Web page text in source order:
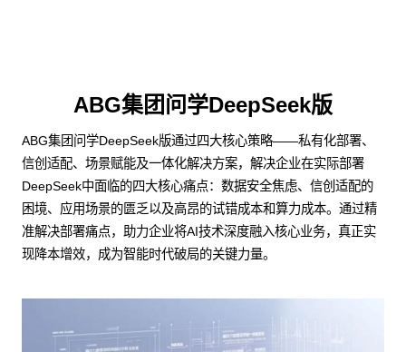
ABG集团问学DeepSeek版
ABG集团问学DeepSeek版通过四大核心策略——私有化部署、
信创适配、场景赋能及一体化解决方案，解决企业在实际部署
DeepSeek中面临的四大核心痛点：数据安全焦虑、信创适配的
困境、应用场景的匮乏以及高昂的试错成本和算力成本。通过精
准解决部署痛点，助力企业将AI技术深度融入核心业务，真正实
现降本增效，成为智能时代破局的关键力量。